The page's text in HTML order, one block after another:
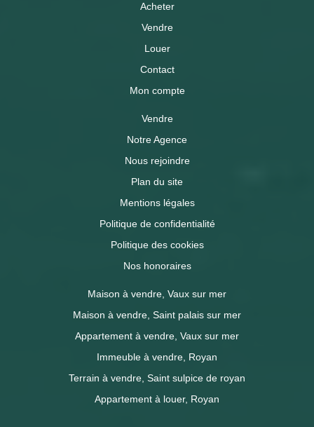
Acheter
Vendre
Louer
Contact
Mon compte
Vendre
Notre Agence
Nous rejoindre
Plan du site
Mentions légales
Politique de confidentialité
Politique des cookies
Nos honoraires
Maison à vendre, Vaux sur mer
Maison à vendre, Saint palais sur mer
Appartement à vendre, Vaux sur mer
Immeuble à vendre, Royan
Terrain à vendre, Saint sulpice de royan
Appartement à louer, Royan